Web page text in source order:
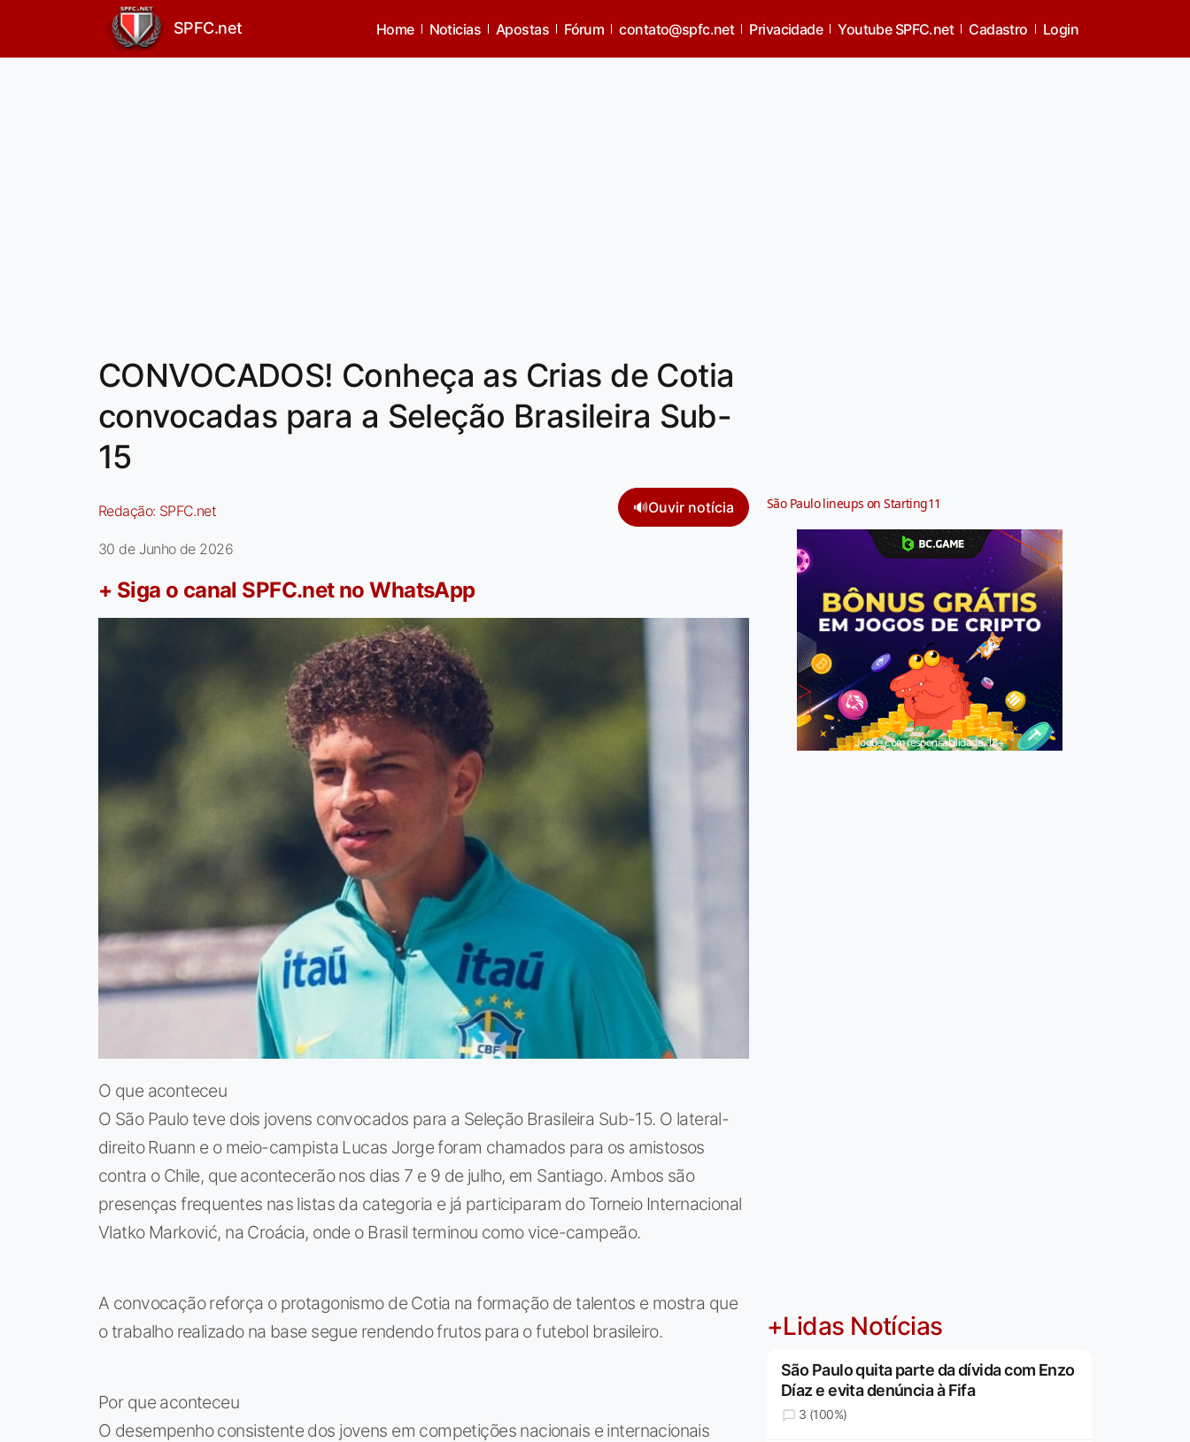
SPFC.net Home Noticias Apostas Fórum contato@spfc.net Privacidade Youtube SPFC.net Cadastro Login
CONVOCADOS! Conheça as Crias de Cotia
convocadas para a Seleção Brasileira Sub-
15
Redação: SPFC.net 🔊Ouvir notícia
30 de Junho de 2026
+ Siga o canal SPFC.net no WhatsApp
O que aconteceu
O São Paulo teve dois jovens convocados para a Seleção Brasileira Sub-15. O lateral-
direito Ruann e o meio-campista Lucas Jorge foram chamados para os amistosos
contra o Chile, que acontecerão nos dias 7 e 9 de julho, em Santiago. Ambos são
presenças frequentes nas listas da categoria e já participaram do Torneio Internacional
Vlatko Marković, na Croácia, onde o Brasil terminou como vice-campeão.
A convocação reforça o protagonismo de Cotia na formação de talentos e mostra que
o trabalho realizado na base segue rendendo frutos para o futebol brasileiro.
Por que aconteceu
O desempenho consistente dos jovens em competições nacionais e internacionais
São Paulo lineups on Starting11
Jogue com responsabilidade. 18+
+Lidas Notícias
São Paulo quita parte da dívida com Enzo
Díaz e evita denúncia à Fifa
3 (100%)